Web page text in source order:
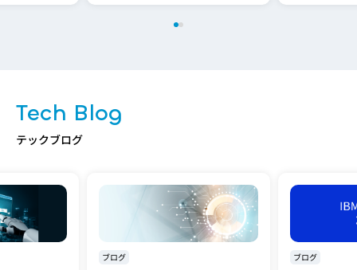
Tech Blog
テックブログ
ブログ ブログ